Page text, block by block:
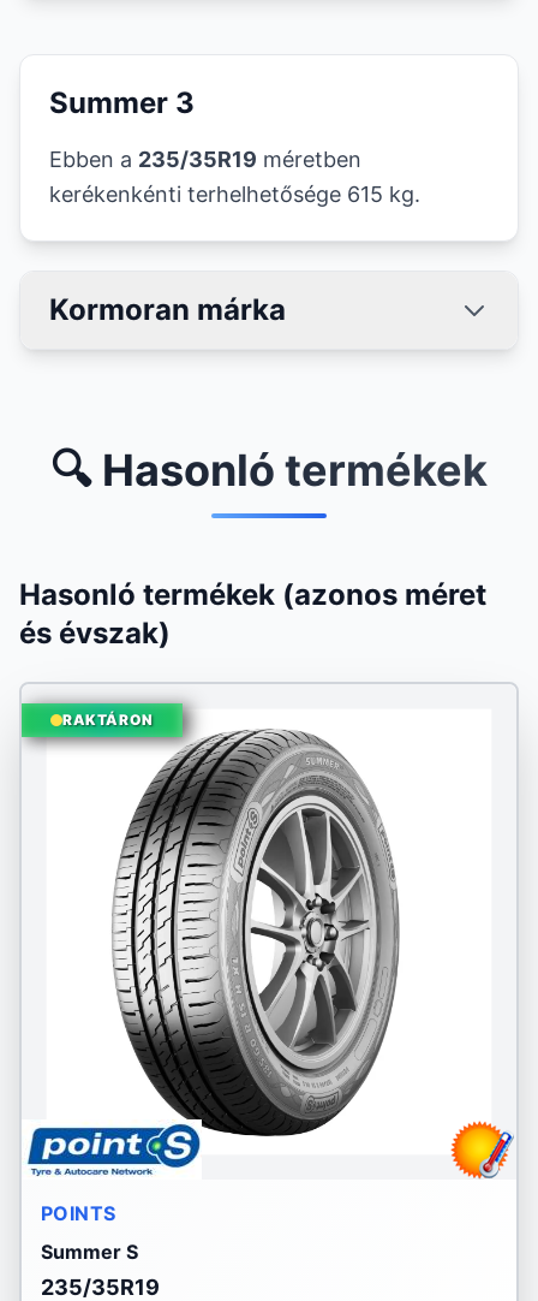
Summer 3
Ebben a 235/35R19 méretben
kerékenkénti terhelhetősége 615 kg.
Kormoran márka
🔍 Hasonló termékek
Hasonló termékek (azonos méret
és évszak)
RAKTÁRON
POINTS
Summer S
235/35R19